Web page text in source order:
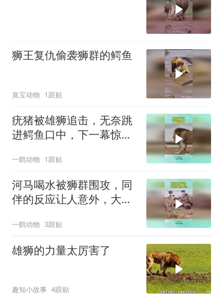
狮王复仇偷袭狮群的鳄鱼
臭宝动物 1跟贴
疣猪被雄狮追击，无奈跳
进鳄鱼口中，下一幕惊掉
一鹞动物 1跟贴
河马喝水被狮群围攻，同
伴的反应让人意外，大自
一鹞动物 3跟贴
雄狮的力量太厉害了
趣知小故事 4跟贴